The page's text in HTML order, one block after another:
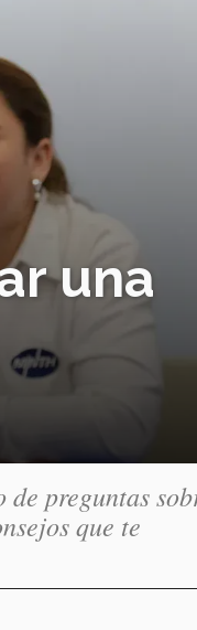
una
preguntas
que te